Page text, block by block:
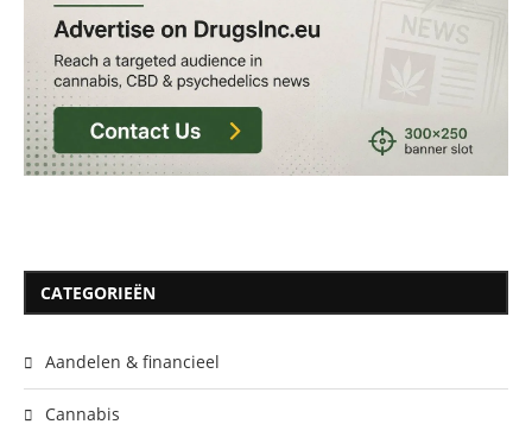
CATEGORIEËN
Aandelen & financieel
Cannabis